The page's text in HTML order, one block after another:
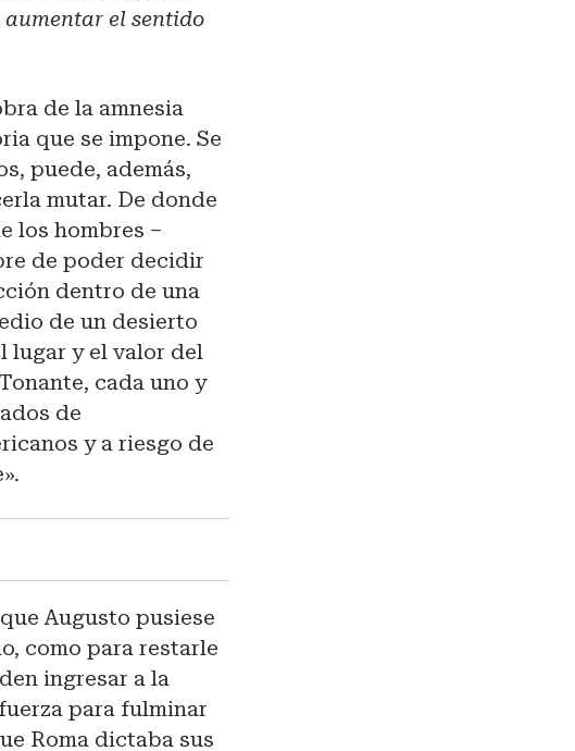
el sentido
de la amnesia
que se impone. Se
puede, además,
mutar. De donde
los hombres –
de poder decidir
dentro de una
de un desierto
lugar y el valor del
cada uno y
de
y a riesgo de
Augusto pusiese
como para restarle
ingresar a la
para fulminar
Roma dictaba sus